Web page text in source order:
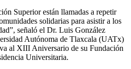
Superior están llamadas a repetir
solidarias para asistir a los
señaló el Dr. Luis González
Autónoma de Tlaxcala (UATx)
al XIII Aniversario de su Fundación
Universitaria.